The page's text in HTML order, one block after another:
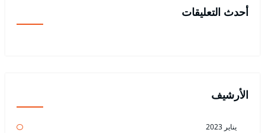
أحدث التعليقات
الأرشيف
يناير 2023